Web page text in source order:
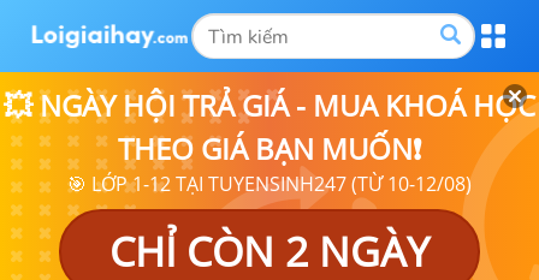
💥 NGÀY HỘI TRẢ GIÁ - MUA KHOÁ HỌC
THEO GIÁ BẠN MUỐN❗
🎯 LỚP 1-12 TẠI TUYENSINH247 (TỪ 10-12/08)
CHỈ CÒN 2 NGÀY